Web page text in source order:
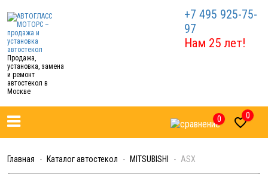
Продажа,
установка, замена
и ремонт
автостекол в
Москве
+7 495 925-75-
97
Нам 25 лет!
0 0
Главная Каталог автостекол MITSUBISHI ASX